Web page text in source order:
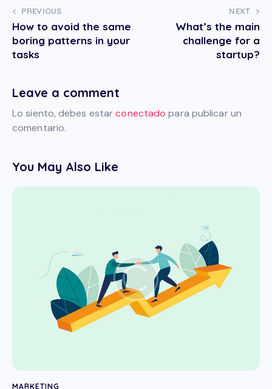
PREVIOUS
How to avoid the same
boring patterns in your
tasks
NEXT
What’s the main
challenge for a
startup?
Leave a comment
Lo siento, debes estarconectado para publicar un
comentario.
You May Also Like
MARKETING